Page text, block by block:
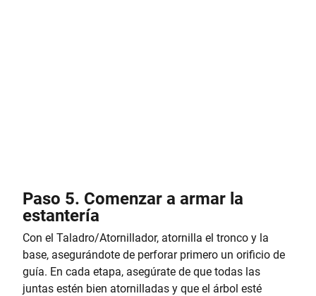
Paso 5. Comenzar a armar la
estantería
Con el Taladro/Atornillador, atornilla el tronco y la
base, asegurándote de perforar primero un orificio de
guía. En cada etapa, asegúrate de que todas las
juntas estén bien atornilladas y que el árbol esté